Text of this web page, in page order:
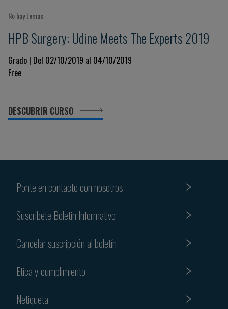
No hay temas
HPB Surgery: Udine Meets The Experts 2019
Grado | Del 02/10/2019 al 04/10/2019
Free
DESCUBRIR CURSO
Ponte en contacto con nosotros
Suscribete Boletin Informativo
Cancelar suscripción al boletín
Etica y cumplimiento
Netiqueta